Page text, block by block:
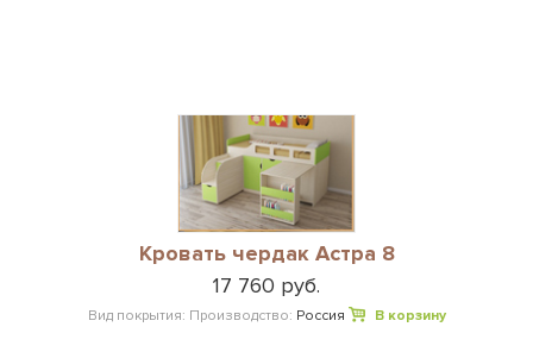
Кровать чердак Астра 8
17 760 руб.
Вид покрытия: Производство: Россия В корзину